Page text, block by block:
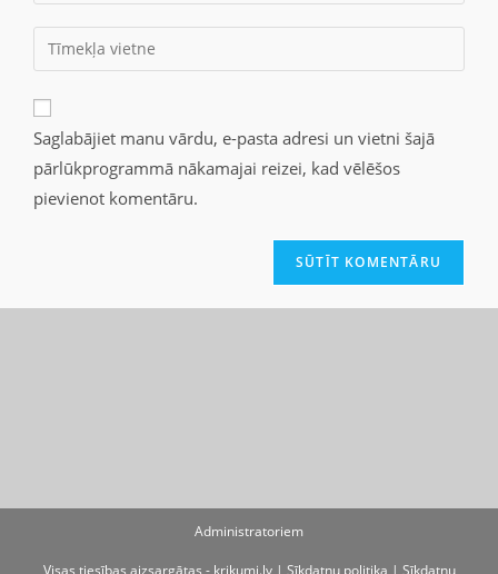
Saglabājiet manu vārdu, e-pasta adresi un vietni šajā
pārlūkprogrammā nākamajai reizei, kad vēlēšos
pievienot komentāru.
Administratoriem
Visas tiesības aizsargātas - krikumi.lv | Sīkdatņu politika | Sīkdatņu